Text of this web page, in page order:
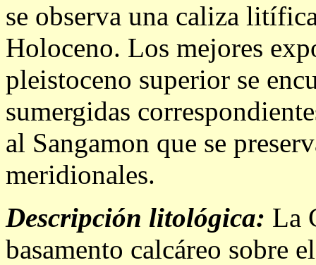
se observa una caliza
Holoceno. Los mejores
pleistoceno superior se
sumergidas
al Sangamon que se
meridionales.
Descripción litológica: La
basamento calcáreo sobre